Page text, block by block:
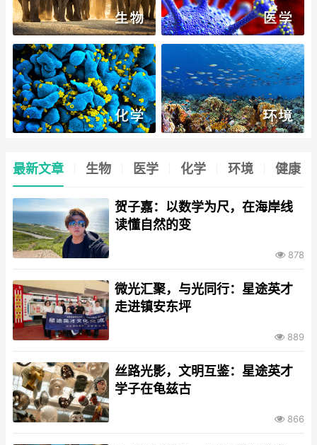
最新文章 生物 医学 化学 环境 健康
贺子嘉：以数学为尺，在海岸线
读懂自然的变
878
微光汇聚，与光同行：星途英才
走进镇安东坪
889
丝路光影，文明互鉴：星途英才
学子在龟兹古
866